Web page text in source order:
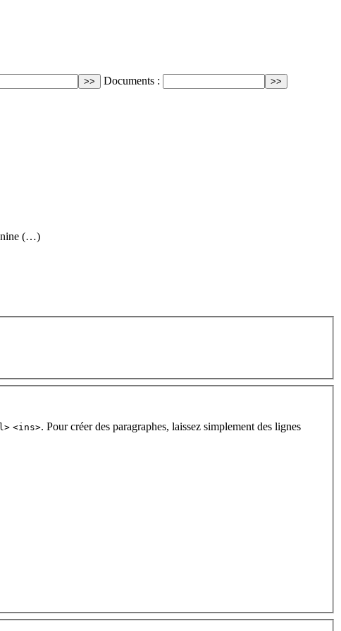
Documents :
(…)
<ins>. Pour créer des paragraphes, laissez simplement des lignes